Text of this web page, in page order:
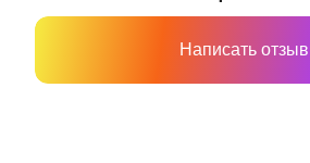
Написать отзыв